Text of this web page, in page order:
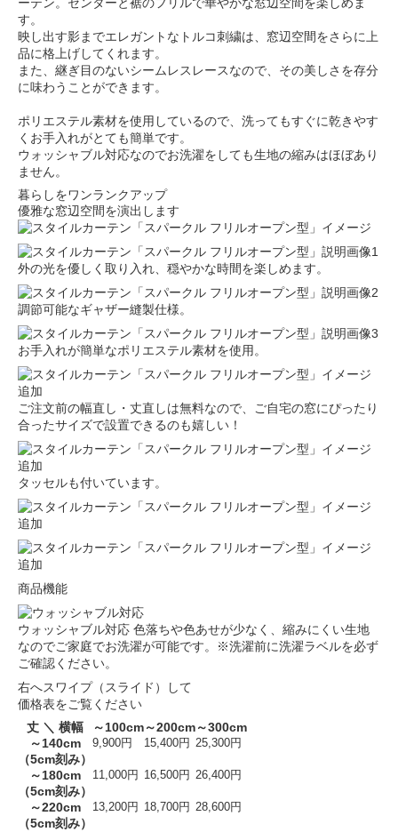
ーテン。センターと裾のフリルで華やかな窓辺空間を楽しめま
す。
映し出す影までエレガントなトルコ刺繍は、窓辺空間をさらに上
品に格上げしてくれます。
また、継ぎ目のないシームレスレースなので、その美しさを存分
に味わうことができます。
ポリエステル素材を使用しているので、洗ってもすぐに乾きやす
くお手入れがとても簡単です。
ウォッシャブル対応なのでお洗濯をしても生地の縮みはほぼあり
ません。
暮らしをワンランクアップ
優雅な窓辺空間を演出します
外の光を優しく取り入れ、穏やかな時間を楽しめます。
調節可能なギャザー縫製仕様。
お手入れが簡単なポリエステル素材を使用。
ご注文前の幅直し・丈直しは無料なので、ご自宅の窓にぴったり
合ったサイズで設置できるのも嬉しい！
タッセルも付いています。
商品機能
ウォッシャブル対応 色落ちや色あせが少なく、縮みにくい生地
なのでご家庭でお洗濯が可能です。※洗濯前に洗濯ラベルを必ず
ご確認ください。
右へスワイプ（スライド）して
価格表をご覧ください
丈 ＼ 横幅
～100cm～200cm～300cm
～140cm
（5cm刻み）
9,900円 15,400円 25,300円
～180cm
（5cm刻み）
11,000円 16,500円 26,400円
～220cm
（5cm刻み）
13,200円 18,700円 28,600円